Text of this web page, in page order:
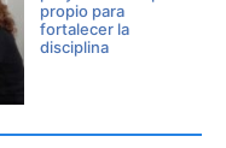
propio para
fortalecer la
disciplina